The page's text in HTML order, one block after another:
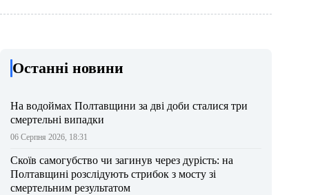
Останні новини
На водоймах Полтавщини за дві доби сталися три
смертельні випадки
06 Серпня 2026, 18:31
Скоїв самогубство чи загинув через дурість: на
Полтавщині розслідують стрибок з мосту зі
смертельним результатом